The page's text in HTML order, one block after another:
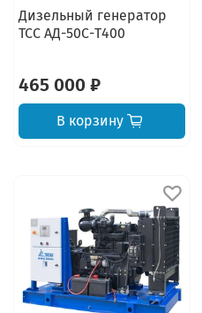
Дизельный генератор
ТСС АД-50С-Т400
465 000 ₽
В корзину